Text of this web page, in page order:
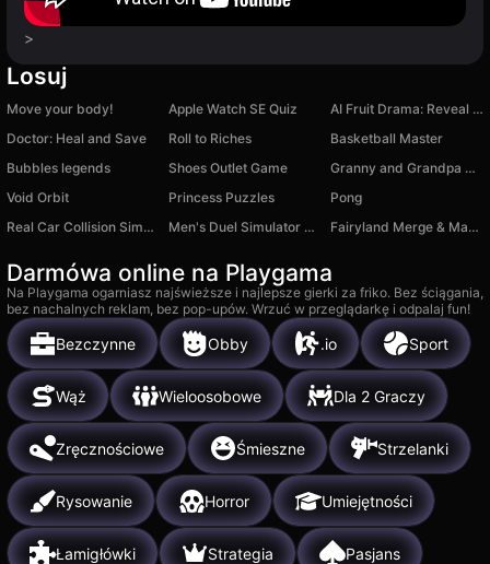
>
Losuj
Move your body! Apple Watch SE Quiz
AI Fruit Drama: Reveal All Scandals!
Doctor: Heal and Save
Roll to Riches
Basketball Master
Bubbles legends
Shoes Outlet Game
Granny and Grandpa Night Hunters
Void Orbit
Princess Puzzles
Pong
Real Car Collision Simulator
Men's Duel Simulator 3D Fairyland Merge & Magic
Darmówa online na Playgama
Na Playgama ogarniasz najświeższe i najlepsze gierki za friko. Bez ściągania,
bez nachalnych reklam, bez pop-upów. Wrzuć w przeglądarkę i odpalaj fun!
Bezczynne Obby .io Sport
Wąż Wieloosobowe Dla 2 Graczy
Zręcznościowe Śmieszne Strzelanki
Rysowanie Horror Umiejętności
Łamigłówki Strategia Pasjans